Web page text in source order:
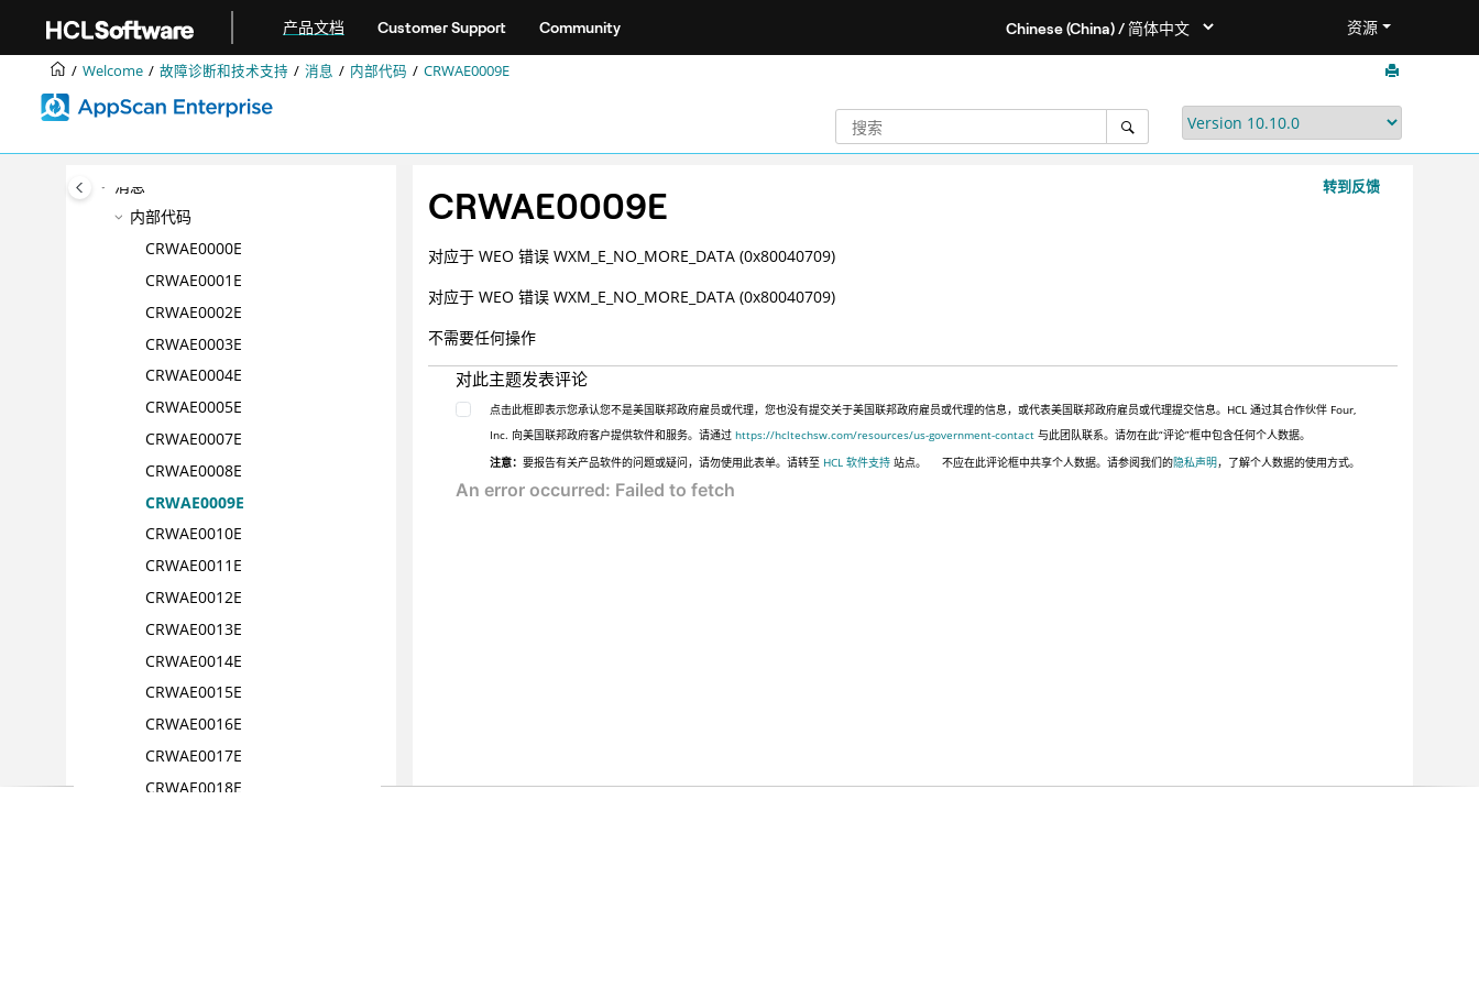
产品文档 Customer Support Community 资源
Welcome 故障诊断和技术支持 消息 内部代码 CRWAE0009E
对问题进行故障诊断
模板：联系 HCL® 支持人员
Dynamic Analysis Scanner 故障诊
断
Enterprise Server 故障诊断
消息
内部代码
CRWAE0000E
CRWAE0001E
CRWAE0002E
CRWAE0003E
CRWAE0004E
CRWAE0005E
CRWAE0007E
CRWAE0008E
CRWAE0009E
CRWAE0010E
CRWAE0011E
CRWAE0012E
CRWAE0013E
CRWAE0014E
CRWAE0015E
CRWAE0016E
CRWAE0017E
CRWAE0018E
转到反馈
CRWAE0009E
对应于 WEO 错误 WXM_E_NO_MORE_DATA (0x80040709)
对应于 WEO 错误 WXM_E_NO_MORE_DATA (0x80040709)
不需要任何操作
对此主题发表评论
点击此框即表示您承认您不是美国联邦政府雇员或代理，您也没有提交关于美国联邦政府雇员或代理的信息，或代表美国联邦政府雇员或代理提交信息。HCL 通过其合作伙伴 Four,
Inc. 向美国联邦政府客户提供软件和服务。请通过https://hcltechsw.com/resources/us-government-contact 与此团队联系。请勿在此“评论”框中包含任何个人数据。
注意：要报告有关产品软件的问题或疑问，请勿使用此表单。请转至 HCL 软件支持 站点。 不应在此评论框中共享个人数据。请参阅我们的隐私声明，了解个人数据的使用方式。